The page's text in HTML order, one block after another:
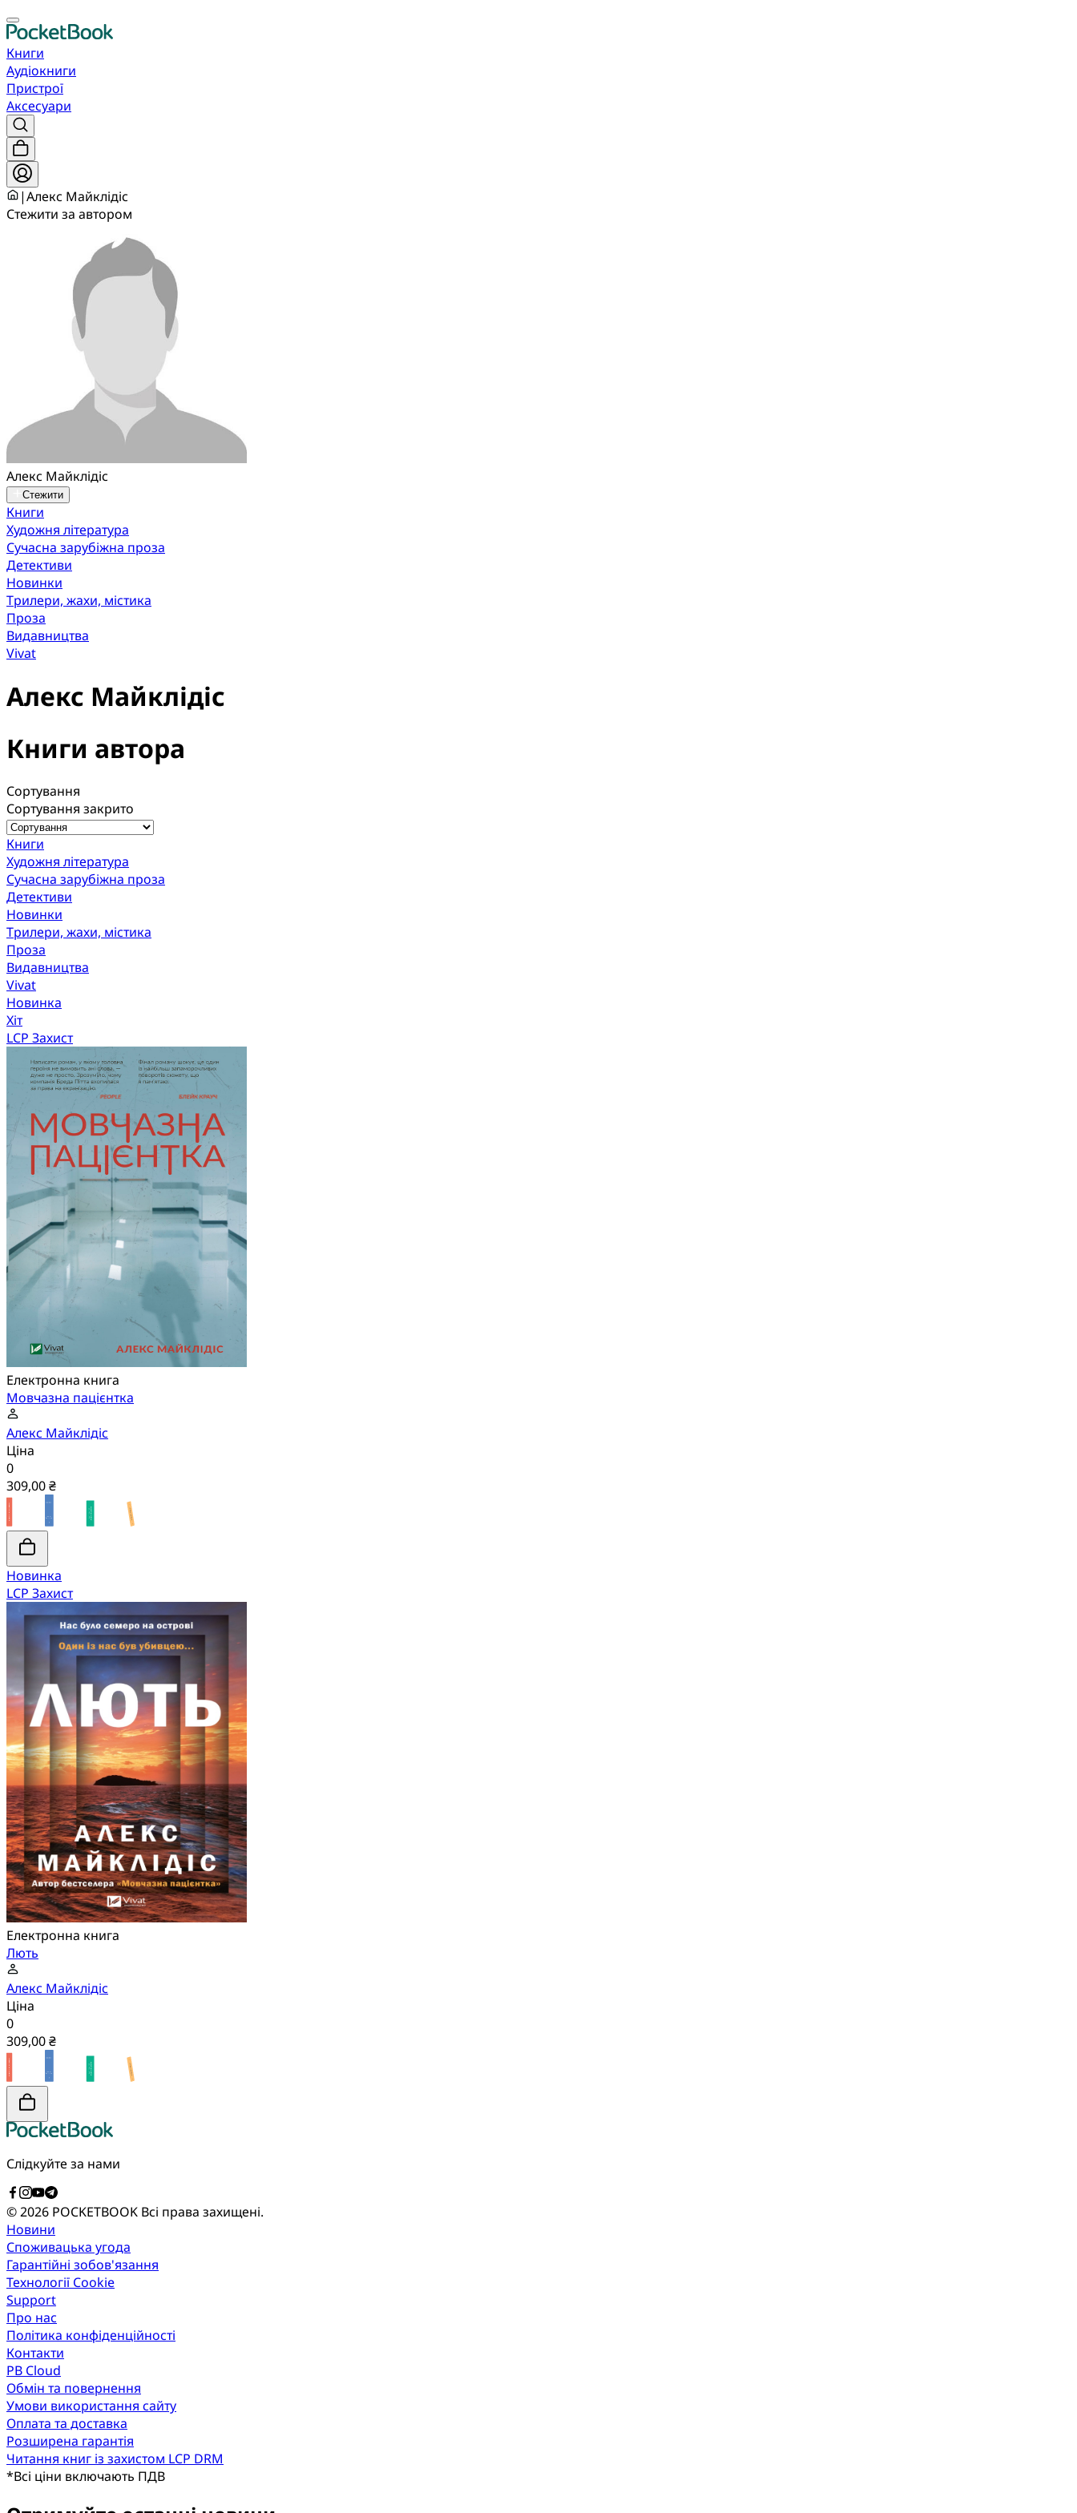
Книги
Аудіокниги
Пристрої
Аксесуари
|Алекс Майклідіс
Стежити за автором
Алекс Майклідіс
Стежити
Книги
Художня література
Сучасна зарубіжна проза
Детективи
Новинки
Трилери, жахи, містика
Проза
Видавництва
Vivat
Алекс Майклідіс
Книги автора
Сортування
Сортування закрито
Книги
Художня література
Сучасна зарубіжна проза
Детективи
Новинки
Трилери, жахи, містика
Проза
Видавництва
Vivat
Новинка
Хіт
LCP Захист
Електронна книга
Мовчазна пацієнтка
Алекс Майклідіс
Ціна
0
309,00 ₴
Новинка
LCP Захист
Електронна книга
Лють
Алекс Майклідіс
Ціна
0
309,00 ₴
Слідкуйте за нами
© 2026 POCKETBOOK Всі права захищені.
Новини
Споживацька угода
Гарантійні зобов'язання
Технології Cookie
Support
Про нас
Політика конфіденційності
Контакти
PB Cloud
Обмін та повернення
Умови використання сайту
Оплата та доставка
Розширена гарантія
Читання книг із захистом LCP DRM
*Всі ціни включають ПДВ